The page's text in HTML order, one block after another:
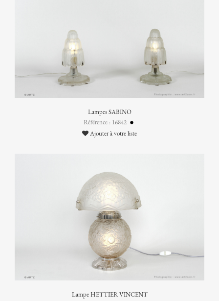
Lampes SABINO
Référence : 16842
Ajouter à votre liste
Lampe HETTIER VINCENT